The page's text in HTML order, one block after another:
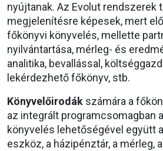
nyújtanak. Az Evolut rendszerek
megjelenítésre képesek, mert
főkönyvi könyvelés, mellette
nyilvántartása, mérleg- és
analitika, bevallással,
lekérdezhető főkönyv, stb.
Könyvelőirodák számára a
az integrált programcsomagban
könyvelés lehetőségével együtt
eszköz, a házipénztár, a mérleg,